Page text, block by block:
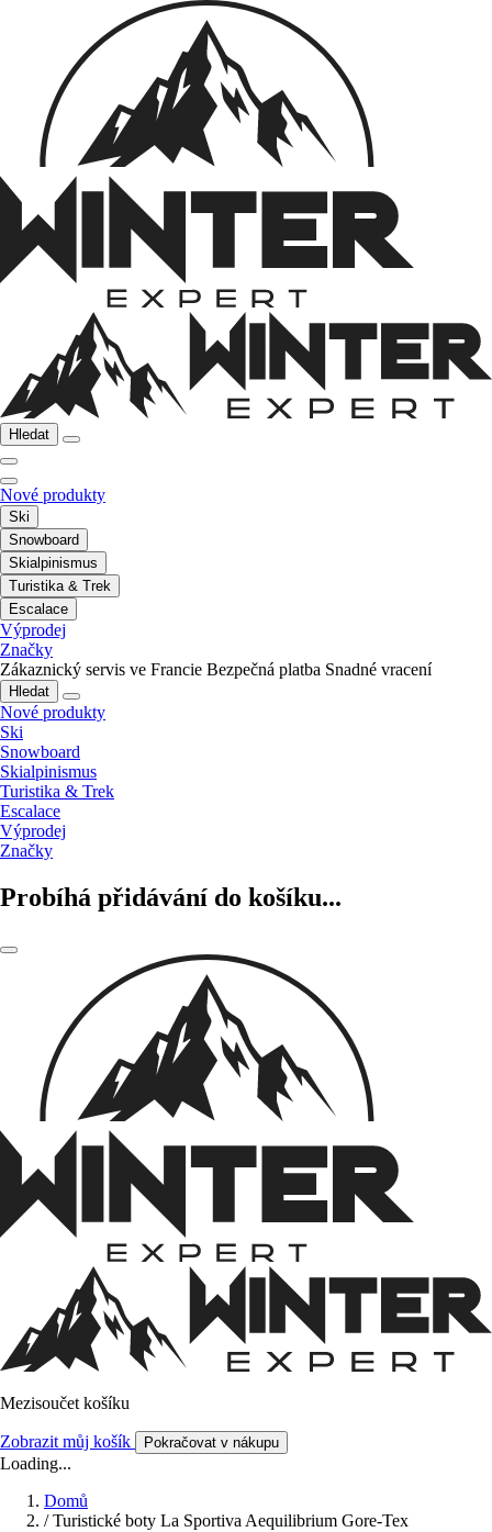
Hledat
Nové produkty
Ski
Snowboard
Skialpinismus
Turistika & Trek
Escalace
Výprodej
Značky
Zákaznický servis ve Francie Bezpečná platba Snadné vracení
Hledat
Nové produkty
Ski
Snowboard
Skialpinismus
Turistika & Trek
Escalace
Výprodej
Značky
Probíhá přidávání do košíku...
Mezisoučet košíku
Zobrazit můj košík Pokračovat v nákupu
Loading...
Domů
/ Turistické boty La Sportiva Aequilibrium Gore-Tex